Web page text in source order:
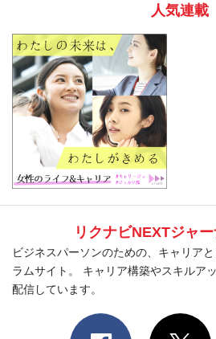
人気連載
リクナビNEXTジャ
ビジネスパーソンのための、キャリア
ラムサイト。 キャリア構築やスキルア
配信しています。